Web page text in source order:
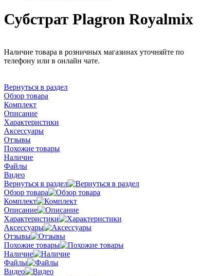
Субстрат Plagron Royalmix
Наличие товара в розничных магазинах уточняйте по
телефону или в онлайн чате.
Вернуться в раздел
Обзор товара
Комплект
Описание
Характеристики
Аксессуары
Отзывы
Похожие товары
Наличие
Файлы
Видео
Вернуться в раздел
Обзор товара
Комплект
Описание
Характеристики
Аксессуары
Отзывы
Похожие товары
Наличие
Файлы
Видео